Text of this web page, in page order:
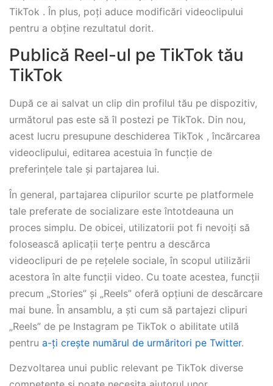
TikTok . În plus, poți aduce modificări videoclipului
pentru a obține rezultatul dorit.
Publică Reel-ul pe TikTok tău
TikTok
După ce ai salvat un clip din profilul tău pe dispozitiv,
următorul pas este să îl postezi pe TikTok. Din nou,
acest lucru presupune deschiderea TikTok , încărcarea
videoclipului, editarea acestuia în funcție de
preferințele tale și partajarea lui.
În general, partajarea clipurilor scurte pe platformele
tale preferate de socializare este întotdeauna un
proces simplu. De obicei, utilizatorii pot fi nevoiți să
folosească aplicații terțe pentru a descărca
videoclipuri de pe rețelele sociale, în scopul utilizării
acestora în alte funcții video. Cu toate acestea, funcții
precum „Stories” și „Reels” oferă opțiuni de descărcare
mai bune. În ansamblu, a ști cum să partajezi clipuri
„Reels” de pe Instagram pe TikTok o abilitate utilă
pentru a-ți crește numărul de urmăritori pe Twitter.
Dezvoltarea unui public relevant pe TikTok diverse